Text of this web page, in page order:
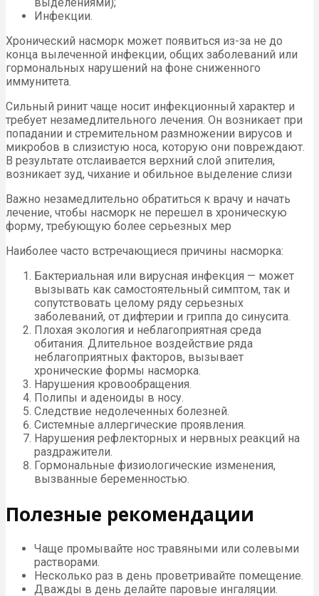
Инфекции.
Хронический насморк может появиться из-за не до
конца вылеченной инфекции, общих заболеваний или
гормональных нарушений на фоне сниженного
иммунитета.
Сильный ринит чаще носит инфекционный характер и
требует незамедлительного лечения. Он возникает при
попадании и стремительном размножении вирусов и
микробов в слизистую носа, которую они повреждают.
В результате отслаивается верхний слой эпителия,
возникает зуд, чихание и обильное выделение слизи
Важно незамедлительно обратиться к врачу и начать
лечение, чтобы насморк не перешел в хроническую
форму, требующую более серьезных мер
Наиболее часто встречающиеся причины насморка:
Бактериальная или вирусная инфекция — может
вызывать как самостоятельный симптом, так и
сопутствовать целому ряду серьезных
заболеваний, от дифтерии и гриппа до синусита.
Плохая экология и неблагоприятная среда
обитания. Длительное воздействие ряда
неблагоприятных факторов, вызывает
хронические формы насморка.
Нарушения кровообращения.
Полипы и аденоиды в носу.
Следствие недолеченных болезней.
Системные аллергические проявления.
Нарушения рефлекторных и нервных реакций на
раздражители.
Гормональные физиологические изменения,
вызванные беременностью.
Полезные рекомендации
Чаще промывайте нос травяными или солевыми
растворами.
Несколько раз в день проветривайте помещение.
Дважды в день делайте паровые ингаляции.